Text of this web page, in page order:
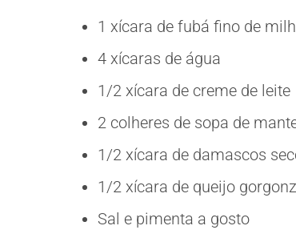
1 xícara de fubá fino de
4 xícaras de água
1/2 xícara de creme de leite
2 colheres de sopa de
1/2 xícara de damascos
1/2 xícara de queijo
Sal e pimenta a gosto